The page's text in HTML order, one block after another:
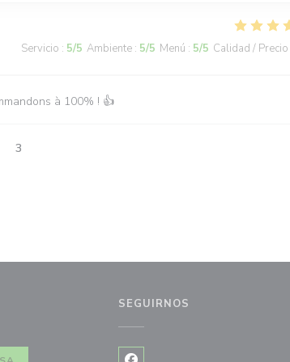
Servicio : 5/5 Ambiente : 5/5 Menú : 5/5 Calidad / Precio
à 100% ! 👍
3
SEGUIRNOS